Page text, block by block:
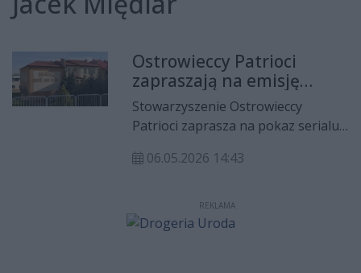
Ostrowieccy Patrioci
zapraszają na emisję
serialu dokumentalnego o
ukraińskim ludobójstwie
Stowarzyszenie Ostrowieccy
Patrioci zaprasza na pokaz serialu
Atrox. Sąsiedzi”, będącego częścią
Wydarzenie zaplanowano na 8
maja o godzinie 17:00 w Domu
06.05.2026 14:43
REKLAMA